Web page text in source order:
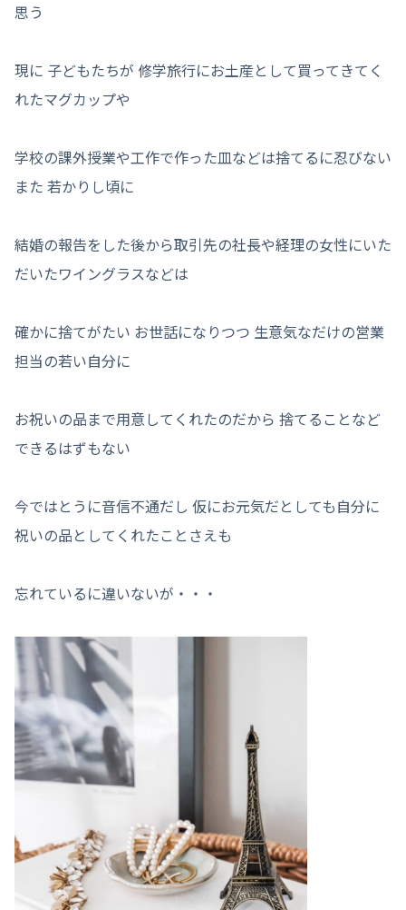
思う
現に 子どもたちが 修学旅行にお土産として買ってきてく
れたマグカップや
学校の課外授業や工作で作った皿などは捨てるに忍びない
また 若かりし頃に
結婚の報告をした後から取引先の社長や経理の女性にいた
だいたワイングラスなどは
確かに捨てがたい お世話になりつつ 生意気なだけの営業
担当の若い自分に
お祝いの品まで用意してくれたのだから 捨てることなど
できるはずもない
今ではとうに音信不通だし 仮にお元気だとしても自分に
祝いの品としてくれたことさえも
忘れているに違いないが・・・